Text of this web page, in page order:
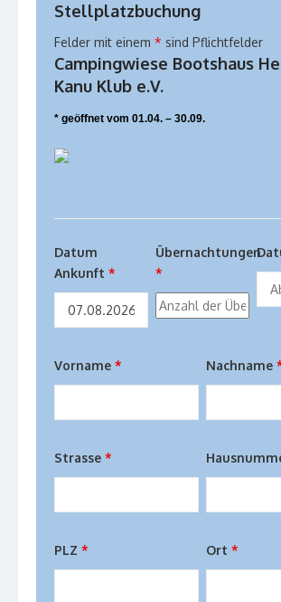
Stellplatzbuchung
Felder mit einem * sind Pflichtfelder
Campingwiese Bootshaus
Kanu Klub e.V.
* geöffnet vom 01.04. – 30.09.
Datum
Ankunft *
Übernachtungen
*
Vorname * Nachname
Strasse *
PLZ * Ort*